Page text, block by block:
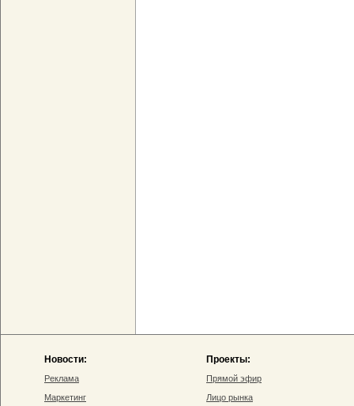
Новости:
Реклама
Маркетинг
Проекты:
Прямой эфир
Лицо рынка